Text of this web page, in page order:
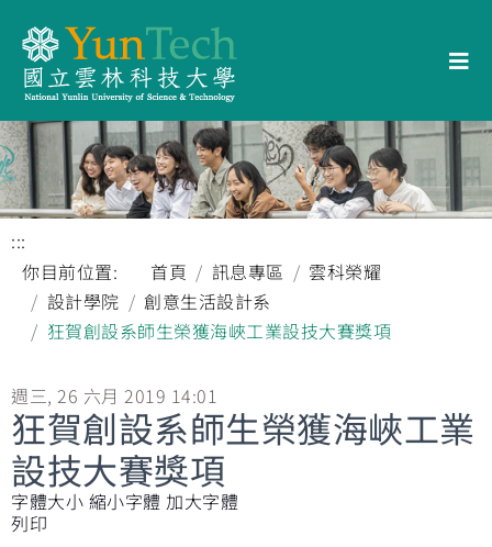
:::
你目前位置:
首頁 訊息專區
雲科榮耀
設計學院
創意生活設計系
狂賀創設系師生榮獲海峽工業設技大賽獎項
週三, 26 六月 2019 14:01
狂賀創設系師生榮獲海峽工業
設技大賽獎項
字體大小 縮小字體 加大字體
列印